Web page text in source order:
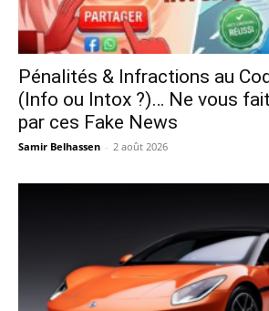
Pénalités & Infractions au
(Info ou Intox ?)… Ne vous
par ces Fake News
Samir Belhassen - 2 août 2026